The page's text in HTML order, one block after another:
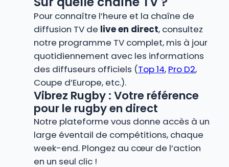
Pour connaître l’heure et la chaîne de
diffusion TV de live en direct, consultez
notre programme TV complet, mis à jour
quotidiennement avec les informations
des diffuseurs officiels (Top 14, Pro D2,
Coupe d’Europe, etc.).
Vibrez Rugby : Votre référence
pour le rugby en direct
Notre plateforme vous donne accès à un
large éventail de compétitions, chaque
week-end. Plongez au cœur de l’action
en un seul clic !